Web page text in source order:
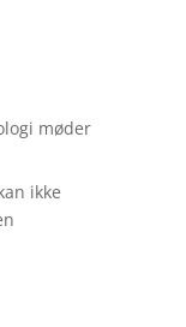
møder
ikke